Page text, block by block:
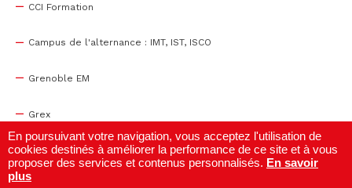
CCI Formation
Campus de l'alternance : IMT, IST, ISCO
Grenoble EM
Grex
WTC Grenoble
En poursuivant votre navigation, vous acceptez l'utilisation de
cookies destinés à améliorer la performance de ce site et à vous
proposer des services et contenus personnalisés. En savoir
plus